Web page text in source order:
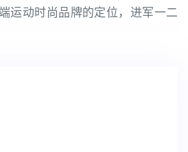
运动时尚品牌的定位，进军一二